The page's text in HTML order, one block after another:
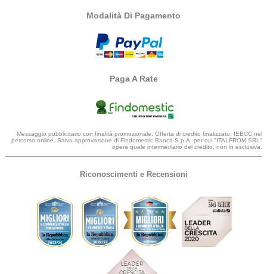
Modalità Di Pagamento
Paga A Rate
Messaggio pubblicitario con finalità promozionale. Offerta di credito finalizzato. IEBCC nel
percorso online. Salvo approvazione di Findomestic Banca S.p.A. per cui "ITALFROM SRL"
opera quale intermediario del credito, non in esclusiva.
Riconoscimenti e Recensioni